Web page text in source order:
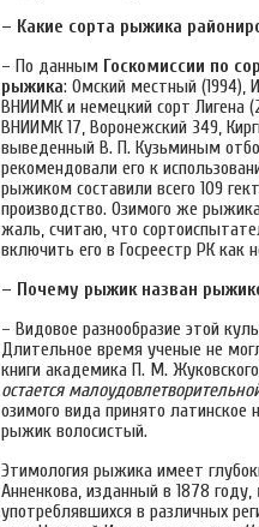
– Какие сорта рыжика
– По данным Госкомиссии по
рыжика: Омский местный (1994),
ВНИИМК и немецкий сорт Лигена
ВНИИМК 17, Воронежский 349,
выведенный В. П. Кузьминым
рекомендовали его к
рыжиком составили всего 109
производство. Озимого же
жаль, считаю, что
включить его в Госреестр РК как
– Почему рыжик назван
– Видовое разнообразие этой
Длительное время ученые не
книги академика П. М.
остается
озимого вида принято
рыжик волосистый.
Этимология рыжика имеет
Анненкова, изданный в 1878
употреблявшихся в различных